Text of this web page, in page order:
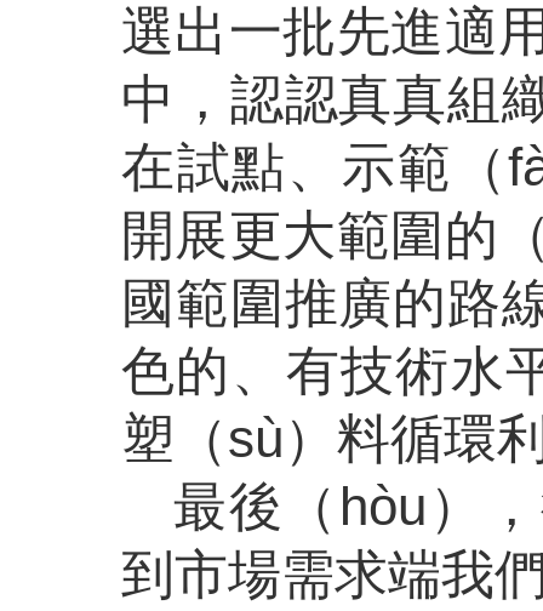
選出一批先進適
中，認認真真組
在試點、示範（
開展更大範圍的
國範圍推廣的路
色的、有技術水
塑（sù）料循環
最後（hòu）
到市場需求端我